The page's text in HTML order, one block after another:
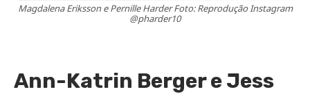
Magdalena Eriksson e Pernille Harder Foto: Reprodução Instagram
@pharder10
Ann-Katrin Berger e Jess